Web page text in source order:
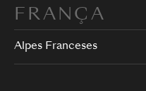
FRANÇA
Alpes Franceses